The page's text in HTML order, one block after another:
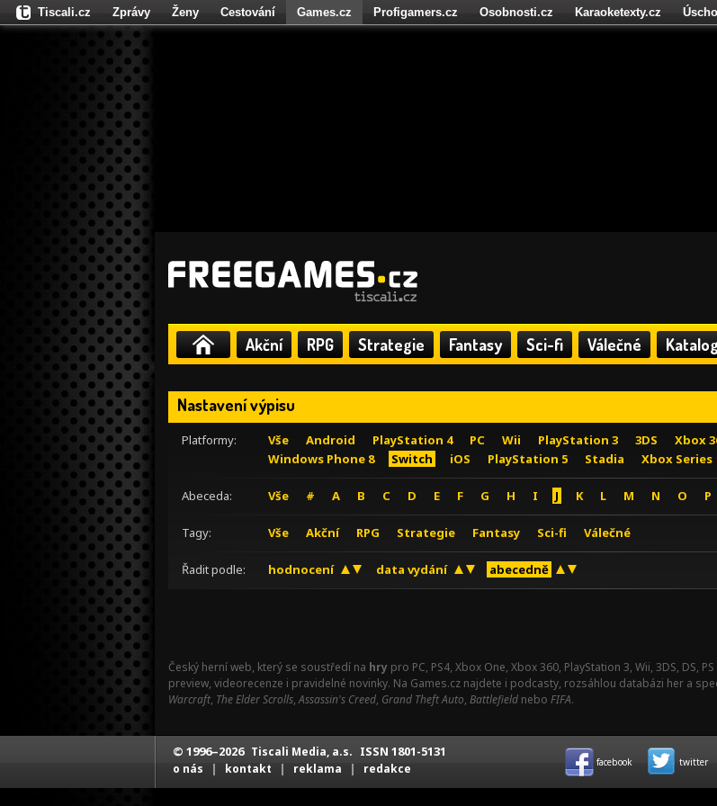
Akční RPG Strategie Fantasy Sci-fi Válečné Katalog
Nastavení výpisu
Platformy: Vše Android PlayStation 4 PC Wii PlayStation 3 3DS Xbox
Windows Phone 8
Switch iOS PlayStation 5 Stadia Xbox Series
Abeceda: Vše # A B C D E F G H I J K L M N O P
Tagy: Vše Akční RPG Strategie Fantasy Sci-fi Válečné
Řadit podle: hodnocení data vydání abecedně
Český herní web, který se soustředí na hry pro PC, PS4, Xbox One, Xbox 360, PlayStation 3, Wii, 3DS, DS,
preview, videorecenze i pravidelné novinky. Na Games.cz najdete i podcasty, rozsáhlou databázi her a
Warcraft, The Elder Scrolls,Assassin's Creed, Grand Theft Auto, Battlefield nebo FIFA.
Tiscali.cz Zprávy Ženy Cestování Games.cz Profigamers.cz Osobnosti.cz Karaoketexty.cz
Fights.cz
© 1996–2026 Tiscali Media, a.s. ISSN 1801-5131
o nás | kontakt | reklama | redakce facebook twitter